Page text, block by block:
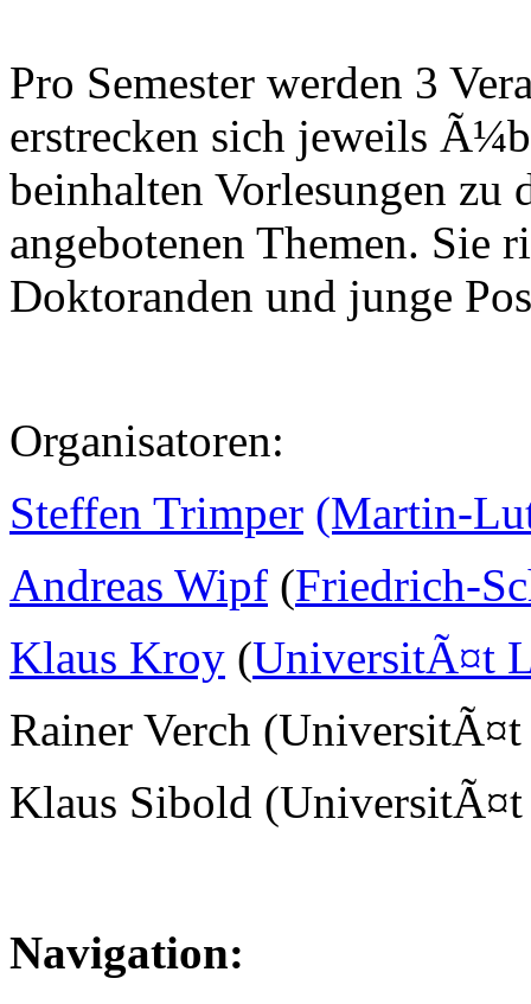
Pro Semester werden 3
erstrecken sich jeweils
beinhalten Vorlesungen zu
angebotenen Themen. Sie
Doktoranden und junge
Organisatoren:
Steffen Trimper (Martin-
Andreas Wipf (Friedrich-
Klaus Kroy (UniversitÃ¤t
Rainer Verch
Klaus Sibold
Navigation: